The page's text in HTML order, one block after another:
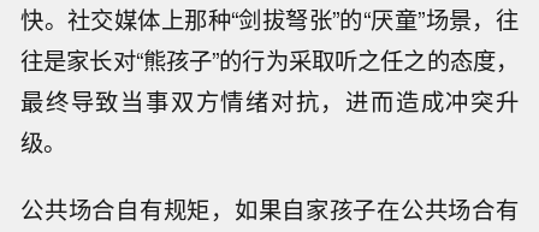
快。社交媒体上那种“剑拔弩张”的“厌童”场景，往
往是家长对“熊孩子”的行为采取听之任之的态度，
最终导致当事双方情绪对抗，进而造成冲突升
级。
公共场合自有规矩，如果自家孩子在公共场合有